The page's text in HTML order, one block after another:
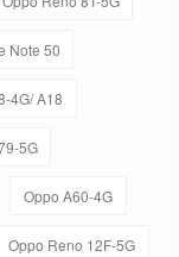
Note 50
4G/ A18
5G
Oppo A60-4G
Oppo Reno 12F-5G